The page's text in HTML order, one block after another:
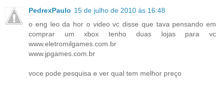
PedrexPaulo 15 de julho de 2010 às 16:48
o eng leo da hor o video vc disse que tava pensando em
comprar um xbox tenho duas lojas para vc
www.eletromilgames.com.br
www.jpgames.com.br
voce pode pesquisa e ver qual tem melhor preço